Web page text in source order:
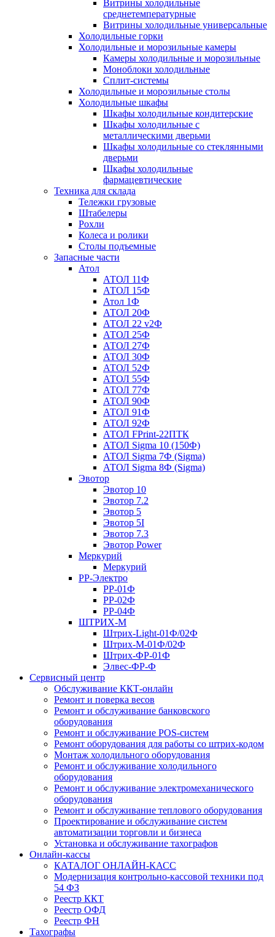
Витрины холодильные
среднетемпературные
Витрины холодильные универсальные
Холодильные горки
Холодильные и морозильные камеры
Камеры холодильные и морозильные
Моноблоки холодильные
Сплит-системы
Холодильные и морозильные столы
Холодильные шкафы
Шкафы холодильные кондитерские
Шкафы холодильные с
металлическими дверьми
Шкафы холодильные со стеклянными
дверьми
Шкафы холодильные
фармацевтические
Техника для склада
Тележки грузовые
Штабелеры
Рохли
Колеса и ролики
Столы подъемные
Запасные части
Атол
АТОЛ 11Ф
АТОЛ 15Ф
Атол 1Ф
АТОЛ 20Ф
АТОЛ 22 v2Ф
АТОЛ 25Ф
АТОЛ 27Ф
АТОЛ 30Ф
АТОЛ 52Ф
АТОЛ 55Ф
АТОЛ 77Ф
АТОЛ 90Ф
АТОЛ 91Ф
АТОЛ 92Ф
АТОЛ FPrint-22ПТК
АТОЛ Sigma 10 (150Ф)
АТОЛ Sigma 7Ф (Sigma)
АТОЛ Sigma 8Ф (Sigma)
Эвотор
Эвотор 10
Эвотор 7.2
Эвотор 5
Эвотор 5I
Эвотор 7.3
Эвотор Power
Меркурий
Меркурий
РР-Электро
РР-01Ф
РР-02Ф
РР-04Ф
ШТРИХ-М
Штрих-Light-01Ф/02Ф
Штрих-М-01Ф/02Ф
Штрих-ФР-01Ф
Элвес-ФР-Ф
Сервисный центр
Обслуживание ККТ-онлайн
Ремонт и поверка весов
Ремонт и обслуживание банковского
оборудования
Ремонт и обслуживание POS-систем
Ремонт оборудования для работы со штрих-кодом
Монтаж холодильного оборудования
Ремонт и обслуживание холодильного
оборудования
Ремонт и обслуживание электромеханического
оборудования
Ремонт и обслуживание теплового оборудования
Проектирование и обслуживание систем
автоматизации торговли и бизнеса
Установка и обслуживание тахографов
Онлайн-кассы
КАТАЛОГ ОНЛАЙН-КАСС
Модернизация контрольно-кассовой техники под
54 ФЗ
Реестр ККТ
Реестр ОФД
Реестр ФН
Тахографы